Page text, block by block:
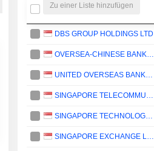
Zu einer Liste hinzufügen
DBS GROUP HOLDINGS LTD
OVERSEA-CHINESE BANKING CORPORATION LIMITED
UNITED OVERSEAS BANK LIMITED
SINGAPORE TELECOMMUNICATIONS LIMITED
SINGAPORE TECHNOLOGIES ENGINEERING LTD
SINGAPORE EXCHANGE LIMITED